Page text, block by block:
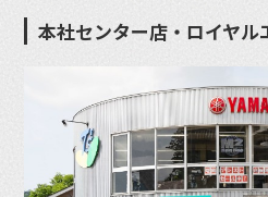
本社センター店・ロイヤル